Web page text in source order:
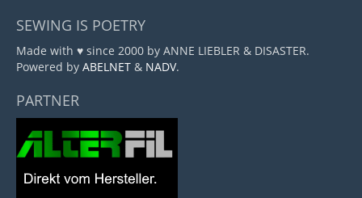
SEWING IS POETRY
Made with ♥ since 2000 by ANNE LIEBLER & DISASTER.
Powered by ABELNET & NADV.
PARTNER